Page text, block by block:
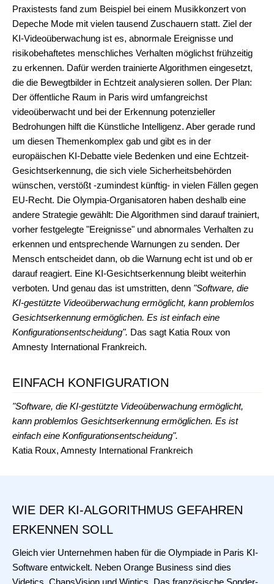
Praxistests fand zum Beispiel bei einem Musikkonzert von
Depeche Mode mit vielen tausend Zuschauern statt. Ziel der
KI-Videoüberwachung ist es, abnormale Ereignisse und
risikobehaftetes menschliches Verhalten möglichst frühzeitig
zu erkennen. Dafür werden trainierte Algorithmen eingesetzt,
die die Bewegtbilder in Echtzeit analysieren sollen. Der Plan:
Der öffentliche Raum in Paris wird umfangreichst
videoüberwacht und bei der Erkennung potenzieller
Bedrohungen hilft die Künstliche Intelligenz. Aber gerade rund
um diesen Themenkomplex gab und gibt es in der
europäischen KI-Debatte viele Bedenken und eine Echtzeit-
Gesichtserkennung, die sich viele Sicherheitsbehörden
wünschen, verstößt -zumindest künftig- in vielen Fällen gegen
EU-Recht. Die Olympia-Organisatoren haben deshalb eine
andere Strategie gewählt: Die Algorithmen sind darauf trainiert,
vorher festgelegte "Ereignisse" und abnormales Verhalten zu
erkennen und entsprechende Warnungen zu senden. Der
Mensch entscheidet dann, ob die Warnung echt ist und ob er
darauf reagiert. Eine KI-Gesichtserkennung bleibt weiterhin
verboten. Und genau das ist umstritten, denn "Software, die
KI-gestützte Videoüberwachung ermöglicht, kann problemlos
Gesichtserkennung ermöglichen. Es ist einfach eine
Konfigurationsentscheidung". Das sagt Katia Roux von
Amnesty International Frankreich.
EINFACH KONFIGURATION
"Software, die KI-gestützte Videoüberwachung ermöglicht,
kann problemlos Gesichtserkennung ermöglichen. Es ist
einfach eine Konfigurationsentscheidung".
Katia Roux, Amnesty International Frankreich
WIE DER KI-ALGORITHMUS GEFAHREN
ERKENNEN SOLL
Gleich vier Unternehmen haben für die Olympiade in Paris KI-
Software entwickelt. Neben Orange Business sind dies
Videtics, ChapsVision und Wintics. Das französische Sonder-